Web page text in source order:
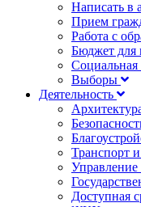
Написать в
Прием
Работа с
Бюджет для
Социальная
Выборы
Деятельность
Транспорт
Доступная